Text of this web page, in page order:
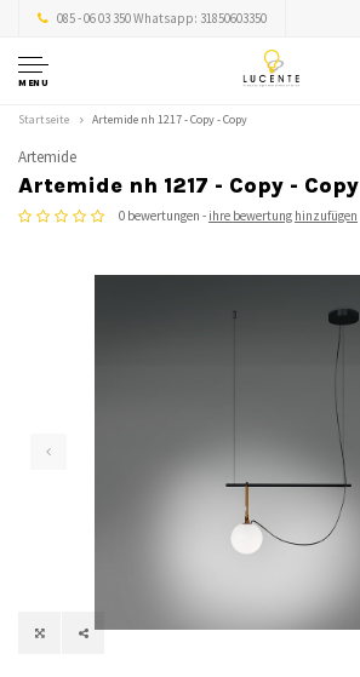
085 - 06 03 350 Whatsapp: 31850603350
MENU
Startseite Artemide nh 1217 - Copy - Copy
Artemide
Artemide nh 1217 - Copy - Copy
0 bewertungen - ihre bewertung hinzufügen